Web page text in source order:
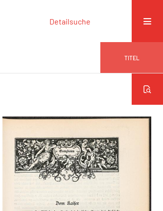
Detailsuche
TITEL